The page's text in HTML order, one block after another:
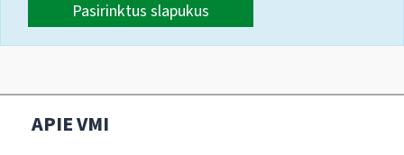
Pasirinktus slapukus
APIE VMI